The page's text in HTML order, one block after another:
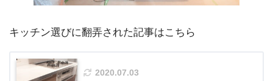
キッチン選びに翻弄された記事はこちら
2020.07.03